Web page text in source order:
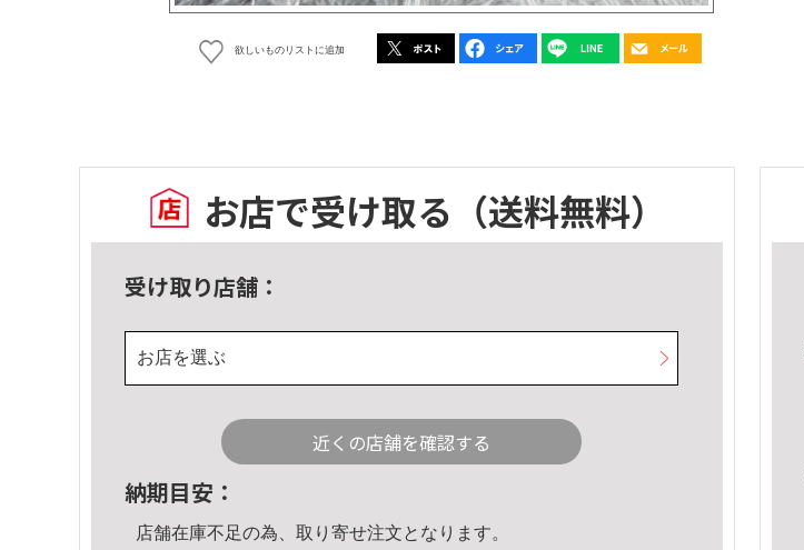
欲しいものリストに追加
お店で受け取る （送料無料）
受け取り店舗：
お店を選ぶ
近くの店舗を確認する
納期目安：
店舗在庫不足の為、取り寄せ注文となります。